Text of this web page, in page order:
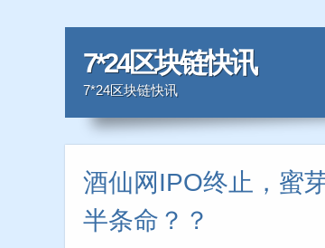
7*24区块链快讯
7*24区块链快讯
酒仙网IPO终止，蜜
半条命？？